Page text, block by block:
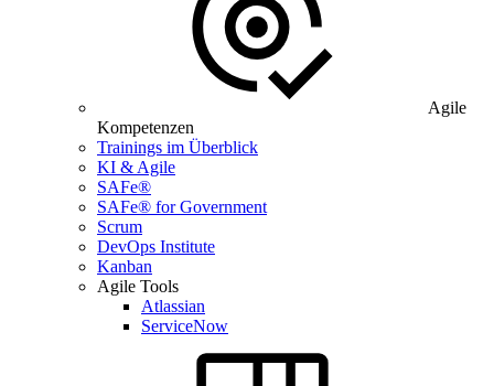
Agile
Kompetenzen
Trainings im Überblick
KI & Agile
SAFe®
SAFe® for Government
Scrum
DevOps Institute
Kanban
Agile Tools
Atlassian
ServiceNow